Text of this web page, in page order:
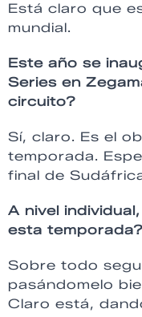
Está claro que
mundial.
Este año se
Series en
circuito?
Sí, claro. Es el
temporada.
final de
A nivel
esta temporada?
Sobre todo
pasándomelo
Claro está,